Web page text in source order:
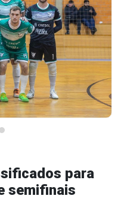
para
semifinais